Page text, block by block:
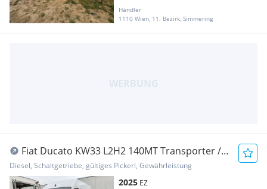
Händler
1110 Wien, 11. Bezirk, Simmering
Fiat Ducato KW33 L2H2 140MT Transporter /
Kastenwagen
Diesel, Schaltgetriebe, gültiges Pickerl, Gewährleistung
2025 EZ